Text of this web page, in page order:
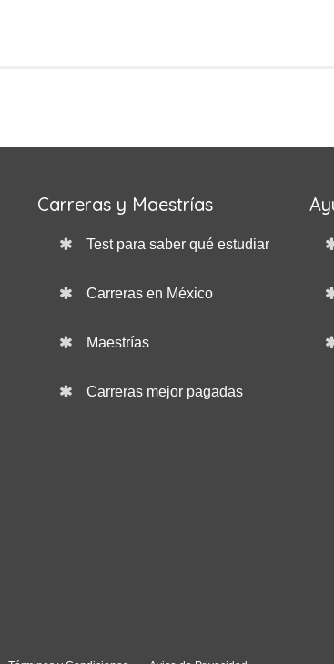
Carreras y Maestrías
Test para saber qué estudiar
Carreras en México
Maestrías
Carreras mejor pagadas